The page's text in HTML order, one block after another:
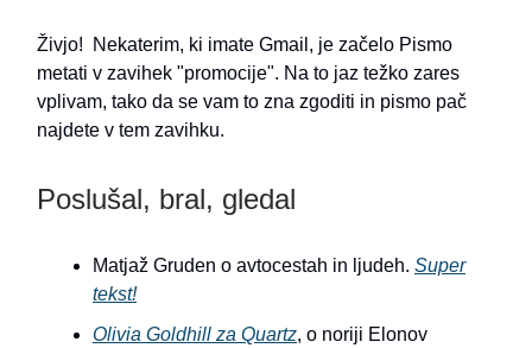
Živjo! Nekaterim, ki imate Gmail, je začelo Pismo
metati v zavihek "promocije". Na to jaz težko zares
vplivam, tako da se vam to zna zgoditi in pismo pač
najdete v tem zavihku.
Poslušal, bral, gledal
Matjaž Gruden o avtocestah in ljudeh. Super
tekst!
Olivia Goldhill za Quartz, o noriji Elonov